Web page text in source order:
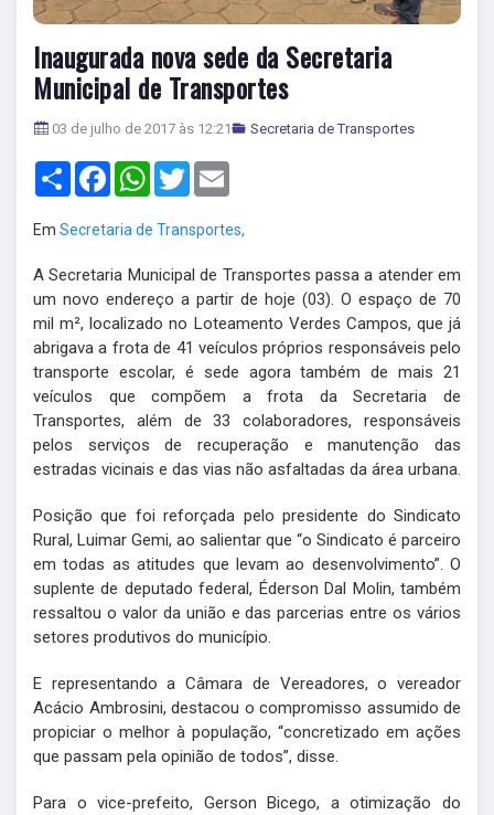
Inaugurada nova sede da Secretaria
Municipal de Transportes
03 de julho de 2017 às 12:21 Secretaria de Transportes
Share FacebookWhatsApp
Twitter
Em Secretaria de Transportes,
A Secretaria Municipal de Transportes passa a atender em
um novo endereço a partir de hoje (03). O espaço de 70
mil m², localizado no Loteamento Verdes Campos, que já
abrigava a frota de 41 veículos próprios responsáveis pelo
transporte escolar, é sede agora também de mais 21
veículos que compõem a frota da Secretaria de
Transportes, além de 33 colaboradores, responsáveis
pelos serviços de recuperação e manutenção das
estradas vicinais e das vias não asfaltadas da área urbana.
Posição que foi reforçada pelo presidente do Sindicato
Rural, Luimar Gemi, ao salientar que “o Sindicato é parceiro
em todas as atitudes que levam ao desenvolvimento”. O
suplente de deputado federal, Éderson Dal Molin, também
ressaltou o valor da união e das parcerias entre os vários
setores produtivos do município.
E representando a Câmara de Vereadores, o vereador
Acácio Ambrosini, destacou o compromisso assumido de
propiciar o melhor à população, “concretizado em ações
que passam pela opinião de todos”, disse.
Para o vice-prefeito, Gerson Bicego, a otimização do